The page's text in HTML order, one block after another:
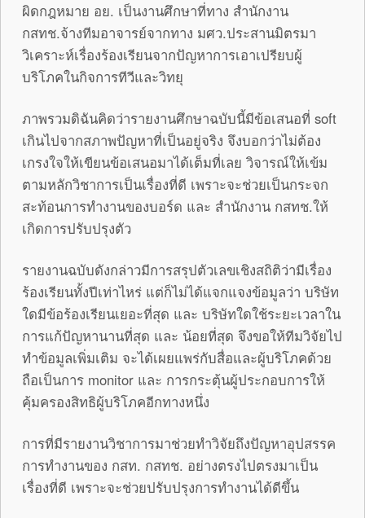
ผิดกฎหมาย อย. เป็นงานศึกษาที่ทาง สำนักงาน
กสทช.จ้างทีมอาจารย์จากทาง มศว.ประสานมิตรมา
วิเคราะห์เรื่องร้องเรียนจากปัญหาการเอาเปรียบผู้
บริโภคในกิจการทีวีและวิทยุ
ภาพรวมดิฉันคิดว่ารายงานศึกษาฉบับนี้มีข้อเสนอที่ soft
เกินไปจากสภาพปัญหาที่เป็นอยู่จริง จึงบอกว่าไม่ต้อง
เกรงใจให้เขียนข้อเสนอมาได้เต็มที่เลย วิจารณ์ให้เข้ม
ตามหลักวิชาการเป็นเรื่องที่ดี เพราะจะช่วยเป็นกระจก
สะท้อนการทำงานของบอร์ด และ สำนักงาน กสทช.ให้
เกิดการปรับปรุงตัว
รายงานฉบับดังกล่าวมีการสรุปตัวเลขเชิงสถิติว่ามีเรื่อง
ร้องเรียนทั้งปีเท่าไหร่ แต่ก็ไม่ได้แจกแจงข้อมูลว่า บริษัท
ใดมีข้อร้องเรียนเยอะที่สุด และ บริษัทใดใช้ระยะเวลาใน
การแก้ปัญหานานที่สุด และ น้อยที่สุด จึงขอให้ทีมวิจัยไป
ทำข้อมูลเพิ่มเติม จะได้เผยแพร่กับสื่อและผู้บริโภคด้วย
ถือเป็นการ monitor และ การกระตุ้นผู้ประกอบการให้
คุ้มครองสิทธิผู้บริโภคอีกทางหนึ่ง
การที่มีรายงานวิชาการมาช่วยทำวิจัยถึงปัญหาอุปสรรค
การทำงานของ กสท. กสทช. อย่างตรงไปตรงมาเป็น
เรื่องที่ดี เพราะจะช่วยปรับปรุงการทำงานได้ดีขึ้น